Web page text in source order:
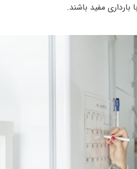
مفید باشند.